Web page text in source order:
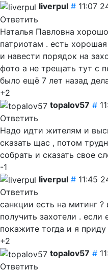
liverpul # 11:07
Ответить
Наталья Павловна
патриотам . есть
и навести порядок на
фото а не трещать тут с
было ещё 7 лет назад
+2
topalov57 #
Ответить
Надо идти жителям и
сказать щас , потом
собрать и сказать свое
-1
liverpul # 11:45
Ответить
санкции есть на митинг
получить захотели .
покажите тогда и я приду
+2
topalov57 #
Ответить